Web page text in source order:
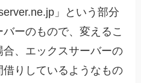
」という部分
ーのもので、変えるこ
、エックスサーバーの
りしているようなもの